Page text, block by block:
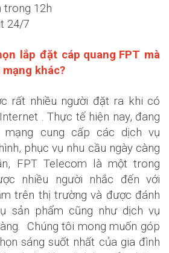
trong 12h
24/7
lắp đặt cáp quang FPT mà
khác?
rất nhiều người đặt ra khi có
. Thực tế hiện nay, đang
cung cấp các dịch vụ
phục vụ nhu cầu ngày càng
FPT Telecom là một trong
nhiều người nhắc đến với
trên thị trường và được đánh
sản phẩm cũng như dịch vụ
Chúng tôi mong muốn góp
sáng suốt nhất của gia đình